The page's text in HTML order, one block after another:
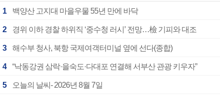
1 백양산 고지대 마을우물 55년 만에 바닥
2 경위 이하 경찰 하위직 ‘중수청 러시’ 전망…檢 기피와 대조
3 해수부 청사, 북항 국제여객터미널 옆에 선다(종합)
4 “낙동강권 삼락·을숙도·다대포 연결해 서부산 관광 키우자”
5 오늘의 날씨- 2026년 8월 7일